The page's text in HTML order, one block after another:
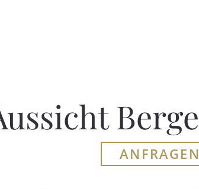
Berge
ANFRAGEN